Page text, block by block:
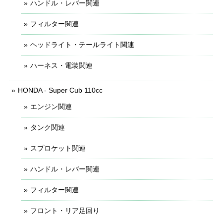
ハンドル・レバー関連
フィルター関連
ヘッドライト・テールライト関連
ハーネス・電装関連
HONDA - Super Cub 110cc
エンジン関連
タンク関連
スプロケット関連
ハンドル・レバー関連
フィルター関連
フロント・リア足回り